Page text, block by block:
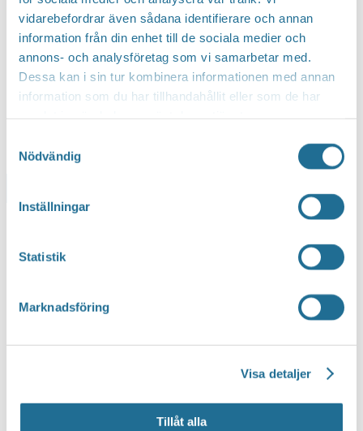
vidarebefordrar även sådana identifierare och annan
information från din enhet till de sociala medier och
annons- och analysföretag som vi samarbetar med.
Dessa kan i sin tur kombinera informationen med annan
information som du har tillhandahållit eller som de har
Nödvändig
Inställningar
Statistik
Marknadsföring
Visa detaljer
Tillåt alla